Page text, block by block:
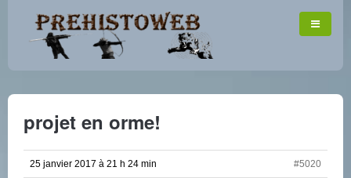
projet en orme!
25 janvier 2017 à 21 h 24 min #5020